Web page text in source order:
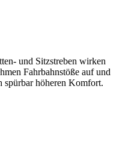
und Sitzstreben wirken
Fahrbahnstöße auf und
spürbar höheren Komfort.